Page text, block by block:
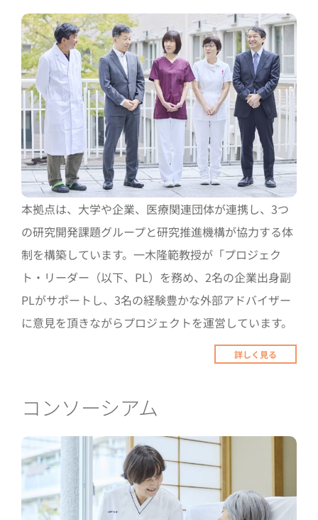
本拠点は、大学や企業、医療関連団体が連携し、3つ
の研究開発課題グループと研究推進機構が協力する体
制を構築しています。一木隆範教授が「プロジェク
ト・リーダー（以下、PL）を務め、2名の企業出身副
PLがサポートし、3名の経験豊かな外部アドバイザー
に意見を頂きながらプロジェクトを運営しています。
詳しく見る
コンソーシアム